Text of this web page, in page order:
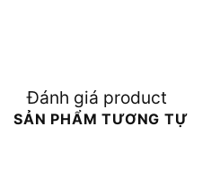
Đánh giá product
SẢN PHẨM TƯƠNG TỰ